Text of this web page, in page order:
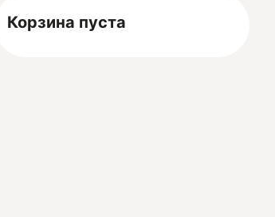
Корзина пуста